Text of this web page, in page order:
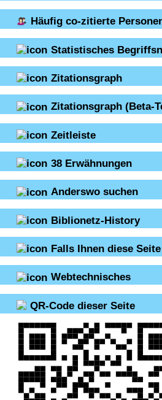
Häufig co-zitierte
Statistisches
Zitationsgraph
Zitationsgraph (Beta-
Zeitleiste
38 Erwähnungen
Anderswo suchen
Biblionetz-History
Falls Ihnen diese
Webtechnisches
QR-Code dieser Seite